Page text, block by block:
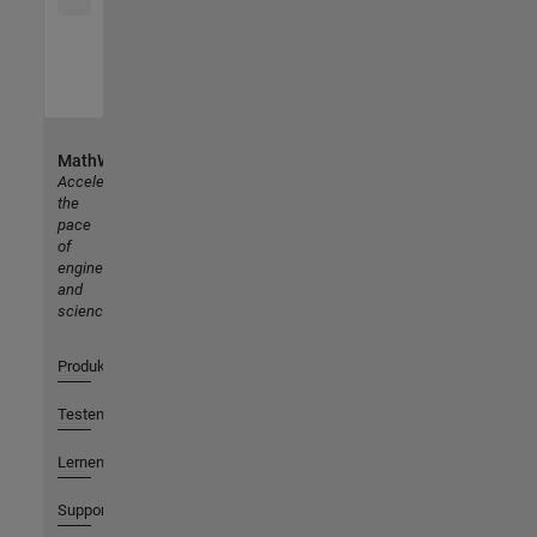
MathWorks
Accelerating
the
pace
of
engineering
and
science
Produkte
Testen oder Kaufen
Lernen
Support